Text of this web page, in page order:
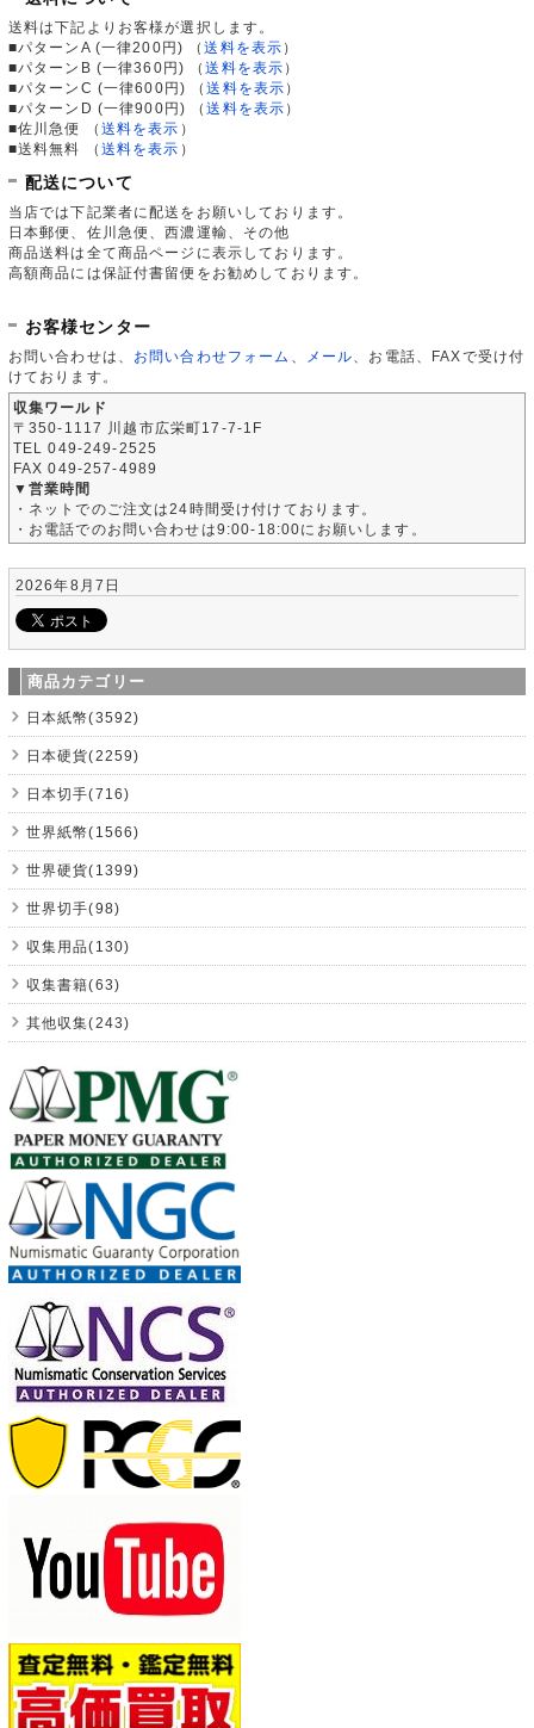
送料は下記よりお客様が選択します。
■パターンA (一律200円)
（送料を表示 ）
■パターンB (一律360円)
（送料を表示 ）
■パターンC (一律600円)
（送料を表示 ）
■パターンD (一律900円)
（送料を表示 ）
■佐川急便
（ 送料を表示 ）
■送料無料
（ 送料を表示 ）
配送について
当店では下記業者に配送をお願いしております。
日本郵便、佐川急便、西濃運輸、その他
商品送料は全て商品ページに表示しております。
高額商品には保証付書留便をお勧めしております。
お客様センター
お問い合わせは、 お問い合わせフォーム メール 、お電話、FAXで受け付
けております。
収集ワールド
〒350-1117 川越市広栄町17-7-1F
TEL 049-249-2525
FAX 049-257-4989
▼営業時間
・ネットでのご注文は24時間受け付けております。
・お電話でのお問い合わせは9:00-18:00にお願いします。
2026年8月7日
商品カテゴリー
日本紙幣(3592)
日本硬貨(2259)
日本切手(716)
世界紙幣(1566)
世界硬貨(1399)
世界切手(98)
収集用品(130)
収集書籍(63)
其他収集(243)